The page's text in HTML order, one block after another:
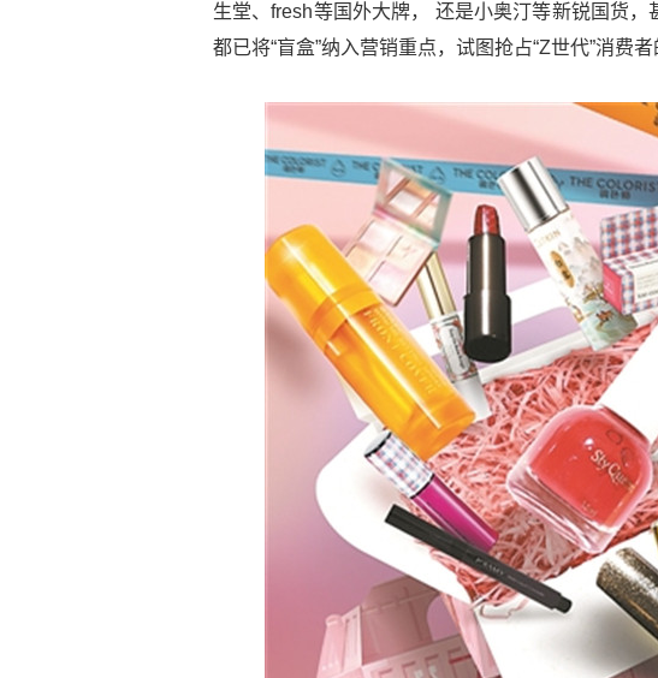
生堂、fresh等国外大牌， 还是小奥汀等新锐国货，
都已将“盲盒”纳入营销重点，试图抢占“Z世代”消费者